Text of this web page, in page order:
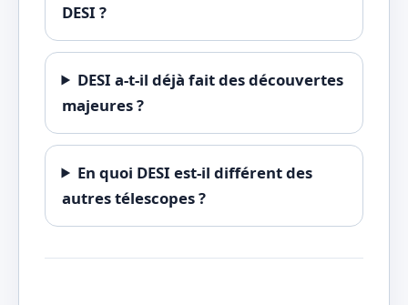
DESI ?
DESI a-t-il déjà fait des découvertes
majeures ?
En quoi DESI est-il différent des
autres télescopes ?